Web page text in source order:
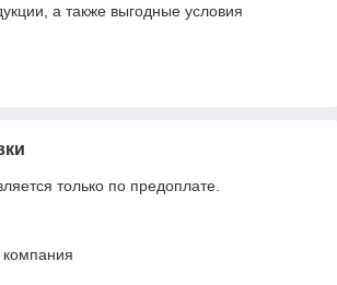
а также выгодные условия
только по предоплате.